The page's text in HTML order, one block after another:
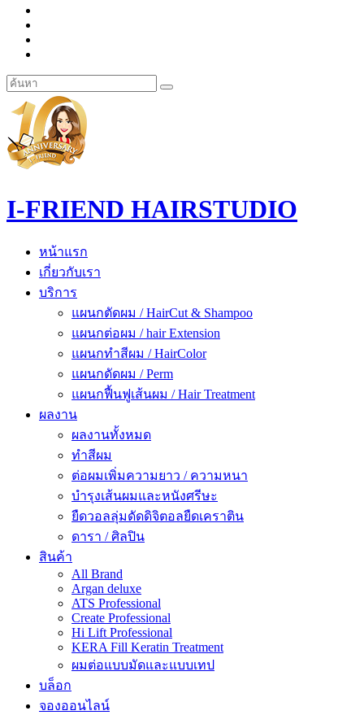
I-FRIEND HAIRSTUDIO
หน้าแรก
เกี่ยวกับเรา
บริการ
แผนกตัดผม / HairCut & Shampoo
แผนกต่อผม / hair Extension
แผนกทำสีผม / HairColor
แผนกดัดผม / Perm
แผนกฟื้นฟูเส้นผม / Hair Treatment
ผลงาน
ผลงานทั้งหมด
ทำสีผม
ต่อผมเพิ่มความยาว / ความหนา
บำรุงเส้นผมและหนังศรีษะ
ยืดวอลลุ่มดัดดิจิตอลยืดเคราติน
ดารา / ศิลปิน
สินค้า
All Brand
Argan deluxe
ATS Professional
Create Professional
Hi Lift Professional
KERA Fill Keratin Treatment
ผมต่อแบบมัดและแบบเทป
บล็อก
จองออนไลน์